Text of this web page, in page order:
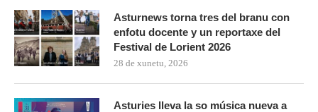
Asturnews torna tres del branu con
enfotu docente y un reportaxe del
Festival de Lorient 2026
28 de xunetu, 2026
Asturies lleva la so música nueva a